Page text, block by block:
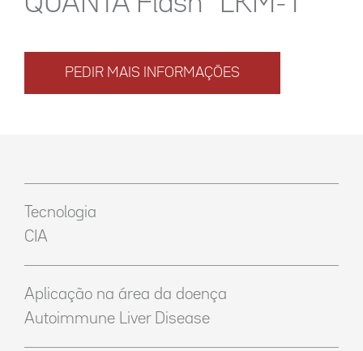
PEDIR MAIS INFORMAÇÕES
Tecnologia
CIA
Aplicação na área da doença
Autoimmune Liver Disease